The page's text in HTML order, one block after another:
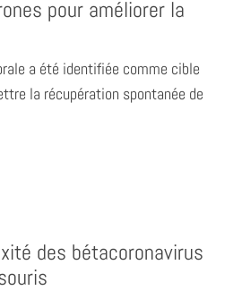
pour améliorer la
a été identifiée comme cible
la récupération spontanée de
des bétacoronavirus